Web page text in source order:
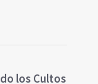
los Cultos